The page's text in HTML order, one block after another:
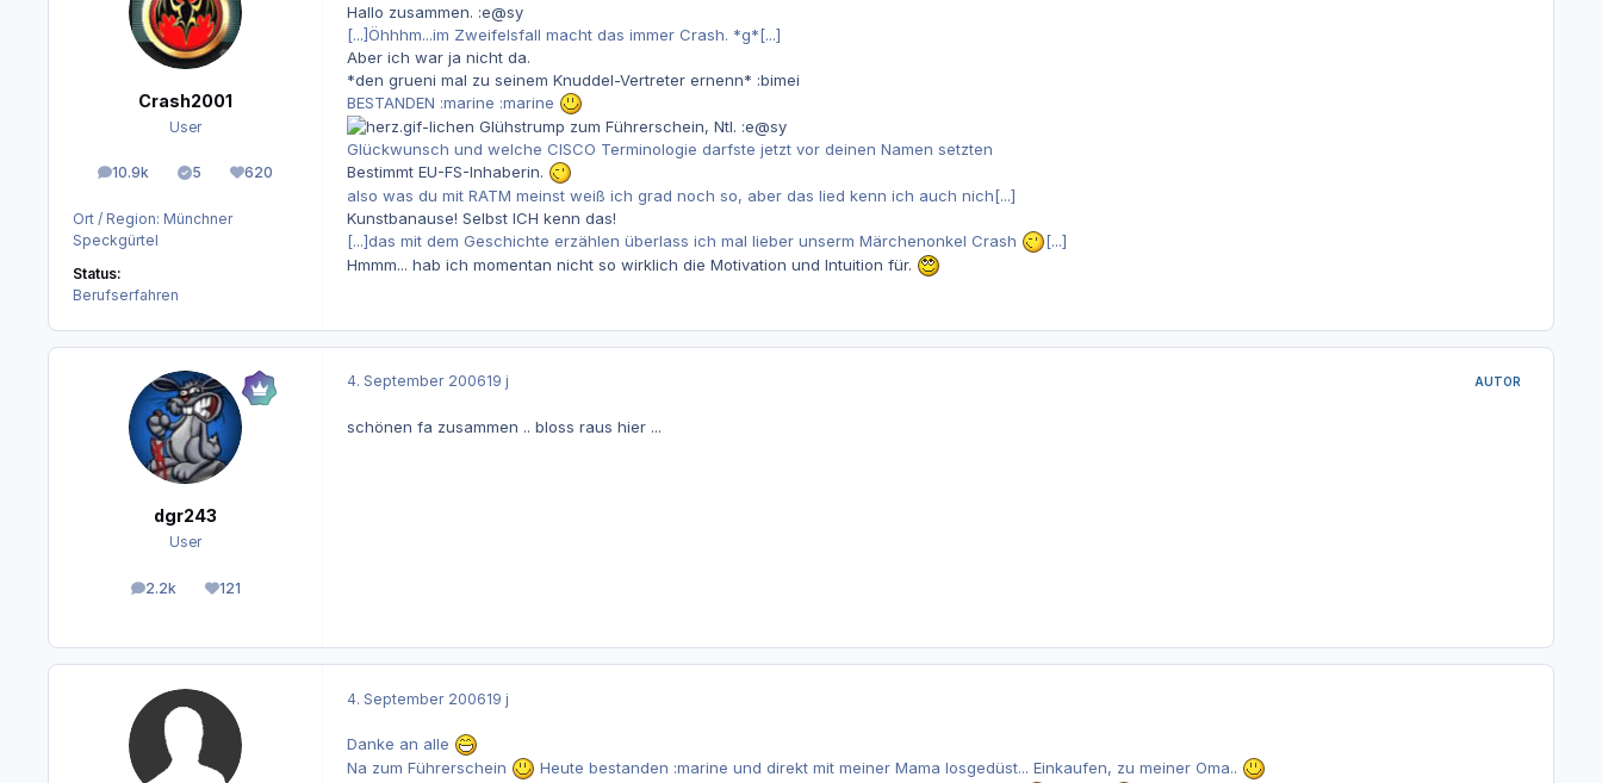
Crash2001
User
10.9k
Beiträge 5
Lösungen620
Reputation
Ort / Region: Münchner
Speckgürtel
Status:
Berufserfahren
Hallo zusammen. :e@sy
[...]Öhhhm...im Zweifelsfall macht das immer Crash. *g*[...]
Aber ich war ja nicht da.
*den grueni mal zu seinem Knuddel-Vertreter ernenn* :bimei
BESTANDEN :marine :marine
-lichen Glühstrump zum Führerschein, Ntl. :e@sy
Glückwunsch und welche CISCO Terminologie darfste jetzt vor deinen Namen setzten
Bestimmt EU-FS-Inhaberin.
also was du mit RATM meinst weiß ich grad noch so, aber das lied kenn ich auch nich[...]
Kunstbanause! Selbst ICH kenn das!
[...]das mit dem Geschichte erzählen überlass ich mal lieber unserm Märchenonkel Crash
[...]
Hmmm... hab ich momentan nicht so wirklich die Motivation und Intuition für.
dgr243
User
2.2k
Beiträge 121
Reputation
4. September 200619 j AUTOR
schönen fa zusammen .. bloss raus hier ...
4. September 200619 j
Danke an alle
Na zum Führerschein
Heute bestanden :marine und direkt mit meiner Mama losgedüst... Einkaufen, zu meiner Oma..